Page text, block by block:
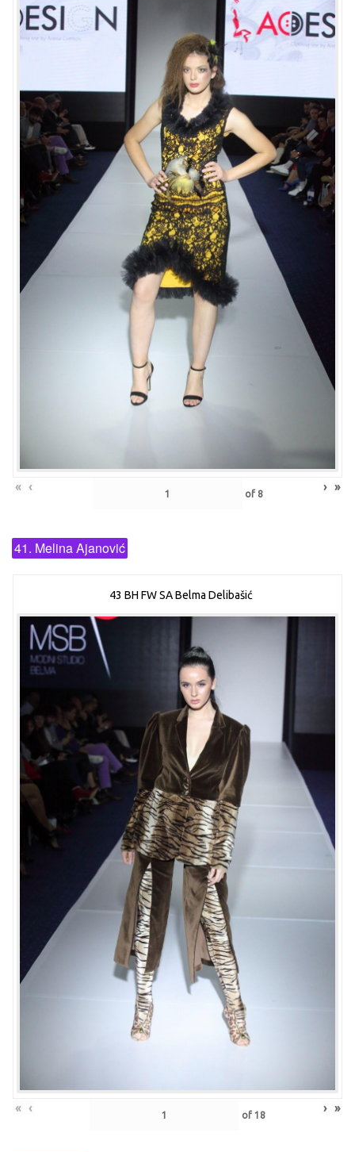
« ‹ of 8 › »
41. Melina Ajanović
43 BH FW SA Belma Delibašić
« ‹ of 18 › »